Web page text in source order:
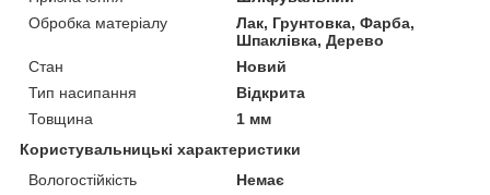
Обробка матеріалу
Лак, Грунтовка, Фарба,
Шпаклівка, Дерево
Стан
Новий
Тип насипання
Відкрита
Товщина
1 мм
Користувальницькі характеристики
Вологостійкість
Немає